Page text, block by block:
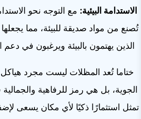
الاستدامة البيئية: مع التوجه نحو
تُصنع من مواد صديقة للبيئة، مما
الذين يهتمون بالبيئة ويرغبون في دعم
ختاما تُعد المظلات ليست مجرد
الجوية، بل هي رمز للرفاهية والجمالية
تمثل استثمارًا ذكيًا لأي مكان يسعى